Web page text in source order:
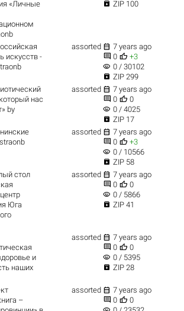
«Личные
 ZIP 100
искусств -
assorted  7 years ago
 0  +3
visibility 0 / 30102
 ZIP 299
нас
by
assorted  7 years ago
 0  0
visibility 0 / 4025
 ZIP 17
assorted  7 years ago
 0  +3
visibility 0 / 10566
 ZIP 58
стол
Юга
assorted  7 years ago
 0  0
visibility 0 / 5866
 ZIP 41
и
наших
assorted  7 years ago
 0  0
visibility 0 / 5395
 ZIP 28
–
assorted  7 years ago
 0  0